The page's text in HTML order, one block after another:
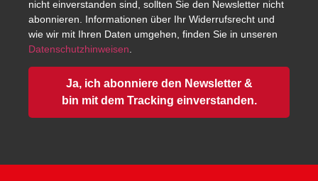
nicht einverstanden sind, sollten Sie den Newsletter nicht
abonnieren. Informationen über Ihr Widerrufsrecht und
wie wir mit Ihren Daten umgehen, finden Sie in unseren
Datenschutzhinweisen
Ja, ich abonniere den Newsletter &
bin mit dem Tracking einverstanden.